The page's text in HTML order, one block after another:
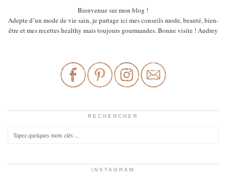
Bienvenue sur mon blog !
Adepte d’un mode de vie sain, je partage ici mes conseils mode, beauté, bien-
être et mes recettes healthy mais toujours gourmandes. Bonne visite ! Audrey
RECHERCHER
INSTAGRAM